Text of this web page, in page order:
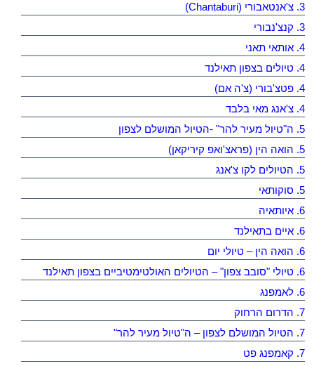
3. צ'אנטאבורי (Chantaburi)
3. קנצ'נבורי
4. אותאי תאני
4. טיולים בצפון תאילנד
4. פטצ'בורי (צ'ה אם)
4. צ'אנג מאי בלבד
5. ה"טיול מעיר להר" -הטיול המושלם לצפון
5. הואה הין (פראצ'ואפ קיריקאן)
5. הטיולים לקו צ'אנג
5. סוקותאי
6. איותאיה
6. איים בתאילנד
6. הואה הין – טיולי יום
6. טיולי "סובב צפון" – הטיולים האולטימטיביים בצפון תאילנד
6. לאמפנג
7. הדרום הרחוק
7. הטיול המושלם לצפון – ה"טיול מעיר להר"
7. קאמפנג פט